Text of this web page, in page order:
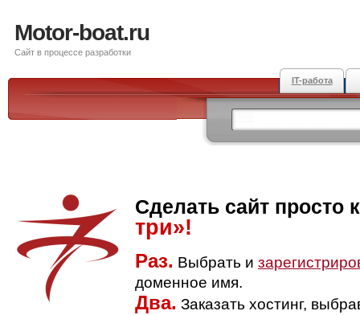
Motor-boat.ru
Сайт в процессе разработки
IT-работа
Сделать сайт просто
три»!
Раз. Выбрать и
доменное имя.
Два. Заказать хостинг,